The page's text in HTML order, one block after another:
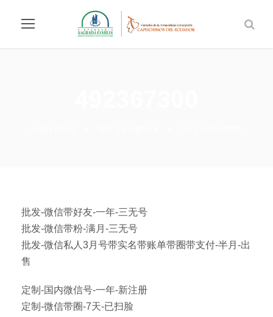
批发-微信带好友-一年-三无号
批发-微信带粉-满月-三无号
批发-微信私人3月号带实名带账单带圈带支付-半月-出
售
定制-国内微信号-一年-新注册
定制-微信带圈-7天-已扫脸